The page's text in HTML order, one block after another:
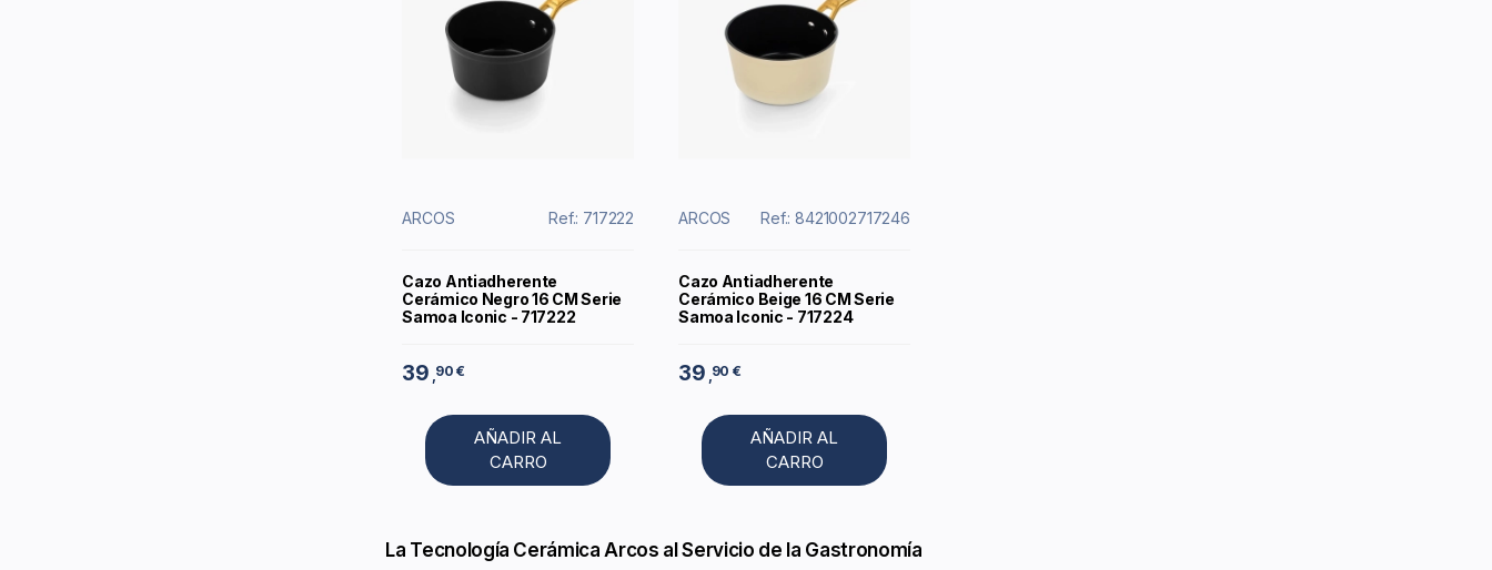
ARCOS Ref.: 717222
Cazo Antiadherente
Cerámico Negro 16 CM Serie
Samoa Iconic - 717222
39 ,90 €
AÑADIR AL
CARRO
ARCOS Ref.: 8421002717246
Cazo Antiadherente
Cerámico Beige 16 CM Serie
Samoa Iconic - 717224
39 ,90 €
AÑADIR AL
CARRO
La Tecnología Cerámica Arcos al Servicio de la Gastronomía